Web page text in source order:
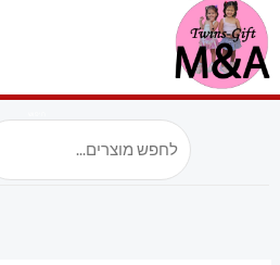
דילוג
לתוכן